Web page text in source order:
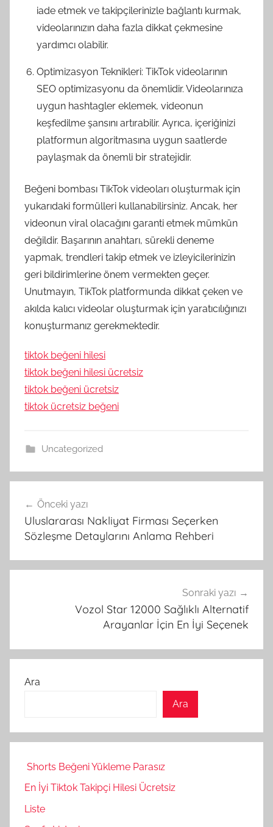
iade etmek ve takipçilerinizle bağlantı kurmak,
videolarınızın daha fazla dikkat çekmesine
yardımcı olabilir.
Optimizasyon Teknikleri: TikTok videolarının
SEO optimizasyonu da önemlidir. Videolarınıza
uygun hashtagler eklemek, videonun
keşfedilme şansını artırabilir. Ayrıca, içeriğinizi
platformun algoritmasına uygun saatlerde
paylaşmak da önemli bir stratejidir.
Beğeni bombası TikTok videoları oluşturmak için
yukarıdaki formülleri kullanabilirsiniz. Ancak, her
videonun viral olacağını garanti etmek mümkün
değildir. Başarının anahtarı, sürekli deneme
yapmak, trendleri takip etmek ve izleyicilerinizin
geri bildirimlerine önem vermekten geçer.
Unutmayın, TikTok platformunda dikkat çeken ve
akılda kalıcı videolar oluşturmak için yaratıcılığınızı
konuşturmanız gerekmektedir.
tiktok beğeni hilesi
tiktok beğeni hilesi ücretsiz
tiktok beğeni ücretsiz
tiktok ücretsiz beğeni
Uncategorized
gezinmesi
Önceki yazı
Uluslararası Nakliyat Firması Seçerken
Sözleşme Detaylarını Anlama Rehberi
Sonraki yazı
Vozol Star 12000 Sağlıklı Alternatif
Arayanlar İçin En İyi Seçenek
Ara
Ara
Shorts Beğeni Yükleme Parasız
En İyi Tiktok Takipçi Hilesi Ücretsiz
Liste